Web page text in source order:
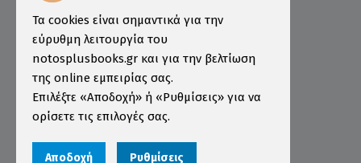
Τρόποι Πληρωμής
Τρόποι Αποστολής
Εγγύηση - Επιστροφές
Όροι χρήσης
Προστασία Προσωπικών Δεδομένων
Τα cookies είναι σημαντικά για την
εύρυθμη λειτουργία του
notosplusbooks.gr και για την βελτίωση
της online εμπειρίας σας.
Επιλέξτε «Αποδοχή» ή «Ρυθμίσεις» για να
ορίσετε τις επιλογές σας.
Αποδοχή Ρυθμίσεις